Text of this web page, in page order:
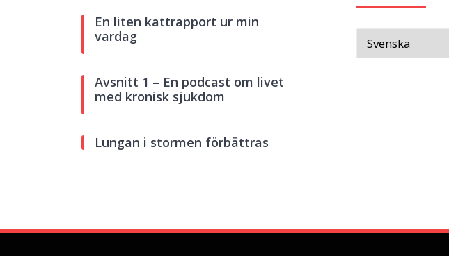
En liten kattrapport ur min
vardag
Avsnitt 1 – En podcast om livet
med kronisk sjukdom
Lungan i stormen förbättras